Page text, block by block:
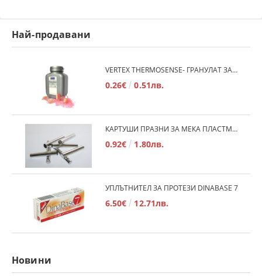
Най-продавани
VERTEX THERMOSENSE- ГРАНУЛАТ ЗА МЕКИ ПРОТЕЗИ
0.26€ 0.51лв.
КАРТУШИ ПРАЗНИ ЗА МЕКА ПЛАСТМАСА
0.92€ 1.80лв.
УПЛЪТНИТЕЛ ЗА ПРОТЕЗИ DINABASE 7
6.50€ 12.71лв.
Новини